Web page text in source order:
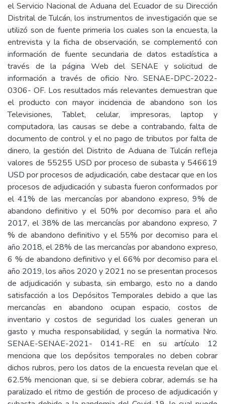
el Servicio Nacional de Aduana del Ecuador de su Dirección
Distrital de Tulcán, los instrumentos de investigación que se
utilizó son de fuente primeria los cuales son la encuesta, la
entrevista y la ficha de observación, se complementó con
información de fuente secundaria de datos estadística a
través de la página Web del SENAE y solicitud de
información a través de oficio Nro. SENAE-DPC-2022-
0306- OF. Los resultados más relevantes demuestran que
el producto con mayor incidencia de abandono son los
Televisiones, Tablet, celular, impresoras, laptop y
computadora, las causas se debe a contrabando, falta de
documento de control y el no pago de tributos por falta de
dinero, la gestión del Distrito de Aduana de Tulcán refleja
valores de 55255 USD por proceso de subasta y 546619
USD por procesos de adjudicación, cabe destacar que en los
procesos de adjudicación y subasta fueron conformados por
el 41% de las mercancías por abandono expreso, 9% de
abandono definitivo y el 50% por decomiso para el año
2017, el 38% de las mercancías por abandono expreso, 7
% de abandono definitivo y el 55% por decomiso para el
año 2018, el 28% de las mercancías por abandono expreso,
6 % de abandono definitivo y el 66% por decomiso para el
año 2019, los años 2020 y 2021 no se presentan procesos
de adjudicación y subasta, sin embargo, esto no a dando
satisfacción a los Depósitos Temporales debido a que las
mercancías en abandono ocupan espacio, costos de
inventario y costos de seguridad los cuales generan un
gasto y mucha responsabilidad, y según la normativa Nro.
SENAE-SENAE-2021- 0141-RE en su artículo 12
menciona que los depósitos temporales no deben cobrar
dichos rubros, pero los datos de la encuesta revelan que el
62.5% mencionan que, si se debiera cobrar, además se ha
paralizado el ritmo de gestión de proceso de adjudicación y